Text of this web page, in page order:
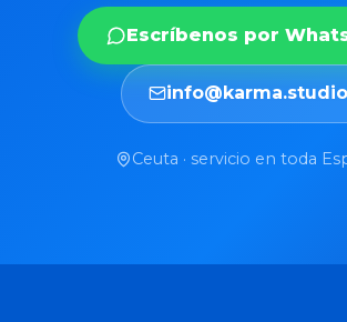
Escríbenos por
info@karma.studio
Ceuta · servicio en toda